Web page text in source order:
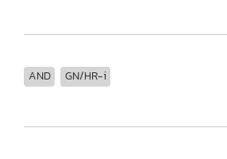
AND GN/HR-i